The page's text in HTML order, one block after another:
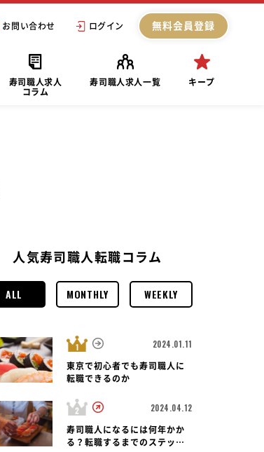
お問い合わせ ログイン 無料会員登録
寿司職人求人
コラム
寿司職人求人一覧 キープ
富山県 富山市
廻る富山湾 すし玉 掛尾本店
人気寿司職人転職コラム
ALL MONTHLY WEEKLY
2024.01.11
東京で初心者でも寿司職人に
転職できるのか
2024.04.12
寿司職人になるには何年かか
る？転職するまでのステップ